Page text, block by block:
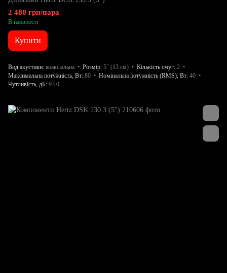
2 480 грн/пара
В наявності
Купити
Вид акустики коаксіальна Розмір 5" (13 см) Кількість смуг 2
Максимальна потужність, Вт 80 Номінальна потужність (RMS), Вт 40
Чутливість, дБ 93.0